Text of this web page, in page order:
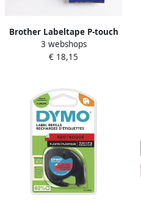
Brother Labeltape P-touch
TZe-451 standaard 24mm
zwart op rood
3 webshops
€ 18,15